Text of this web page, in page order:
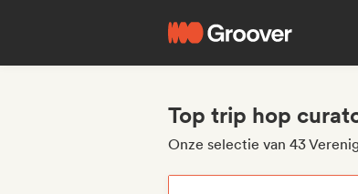
Top trip hop
Onze selectie van 43